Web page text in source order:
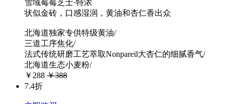
雪域莓莓芝士·特浓
状似金砖，口感湿润，黄油和杏仁香出众
北海道独家专供特级黄油/
三道工序焦化/
法式传统研磨工艺萃取Nonpareil大杏仁的细腻香气/
北海道生态小麦粉/
￥288 ￥388
7.4折